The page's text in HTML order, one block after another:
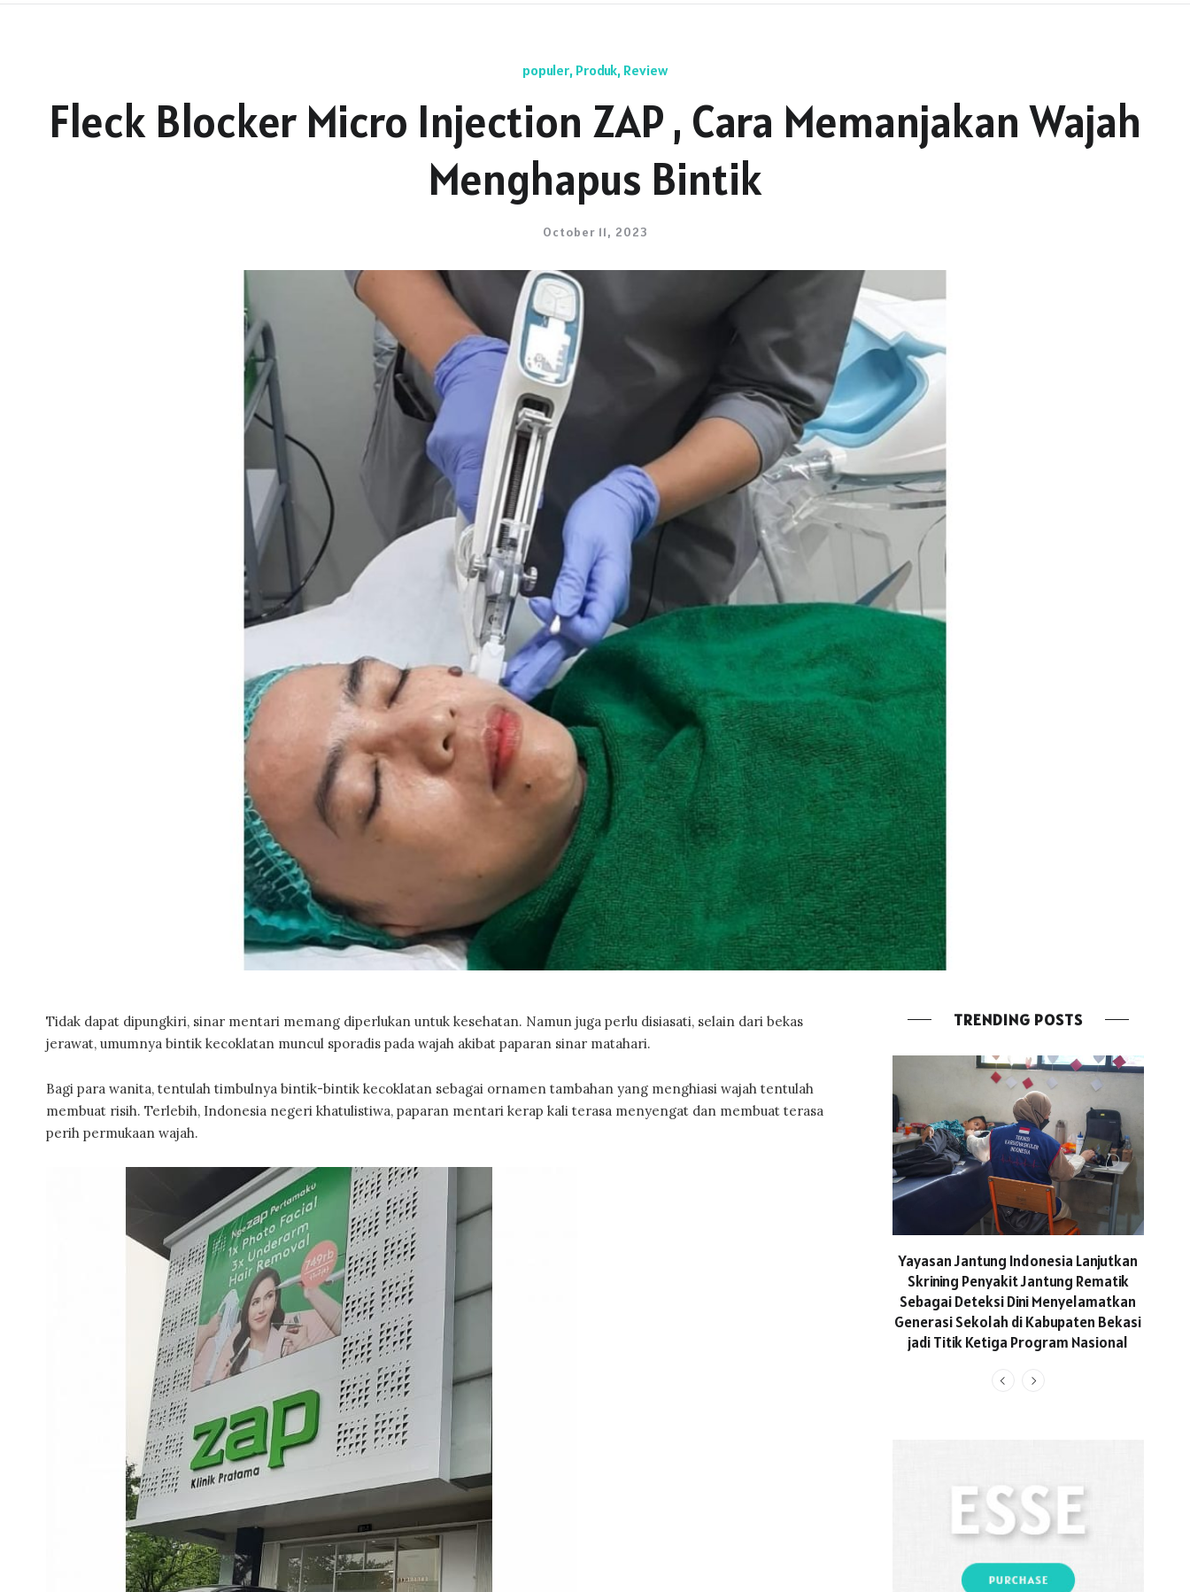
populer, Produk, Review
Fleck Blocker Micro Injection ZAP , Cara Memanjakan Wajah
Menghapus Bintik
October 11, 2023
Tidak dapat dipungkiri, sinar mentari memang diperlukan untuk kesehatan. Namun juga perlu disiasati, selain dari bekas
jerawat, umumnya bintik kecoklatan muncul sporadis pada wajah akibat paparan sinar matahari.
Bagi para wanita, tentulah timbulnya bintik-bintik kecoklatan sebagai ornamen tambahan yang menghiasi wajah tentulah
membuat risih. Terlebih, Indonesia negeri khatulistiwa, paparan mentari kerap kali terasa menyengat dan membuat terasa
perih permukaan wajah.
TRENDING POSTS
Yayasan Jantung Indonesia Lanjutkan
Skrining Penyakit Jantung Rematik
Sebagai Deteksi Dini Menyelamatkan
Generasi Sekolah di Kabupaten Bekasi
jadi Titik Ketiga Program Nasional